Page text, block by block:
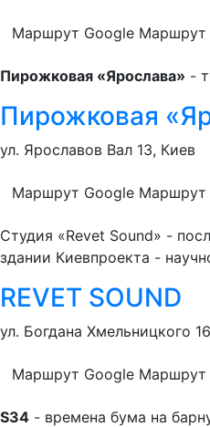
Маршрут Google Маршрут
Пирожковая «Ярослава» -
Пирожковая
ул. Ярославов Вал 13, Киев
Маршрут Google Маршрут
Студия «Revet Sound» -
здании Киевпроекта -
REVET SOUND
ул. Богдана Хмельницкого
Маршрут Google Маршрут
S34 - времена бума на